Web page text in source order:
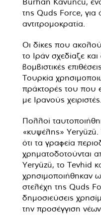
της Quds Force, για
αντιτρομοκρατία.
Οι δίκες που
το Ιράν σχεδίαζε
βομβιστικές
Τουρκία
πράκτορές του που
με Ιρανούς χειριστές.
Πολλοί
«κυψέλης» Yeryüzü.
ότι τα γραφεία
χρηματοδοτούνται
Yeryüzü, το Tevhid
χρησιμοποιήθηκαν
στελέχη της Quds
δημοσιεύσεις
την προσέγγιση